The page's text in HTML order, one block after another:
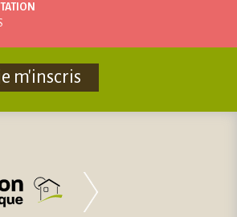
m'inscris